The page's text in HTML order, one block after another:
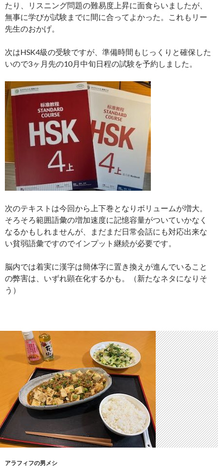
たり、リスニング問題の難易度上昇に面食らいましたが、
無事に学びが試験までに間に合ってよかった。これもリー
先生のおかげ。
次はHSK4級の受験ですが、準備時間もじっくりと確保した
いので3ヶ月先の10月中旬日程の試験を予約しました。
次のテキストは今回から上下巻となりボリュームが増大。
そろそろ範囲語彙の増加速度に記憶容量がついていかなく
なるかもしれませんが、まだまだ日常会話にも対応出来な
い貧弱語彙ですのでインプット継続が必要です。
脳内では着実に漢字は簡体字に置き換えが進んでいること
の弊害は、いずれ顕在化するかも。（新たなネタになりそ
う）
アラフィフの男メシ